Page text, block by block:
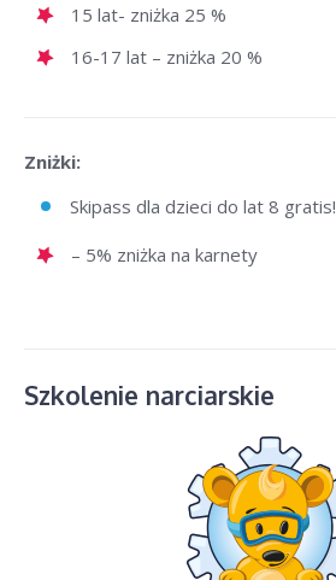
15 lat- zniżka 25 %
16-17 lat – zniżka 20 %
Zniżki:
Skipass dla dzieci do lat 8 gratis!
– 5% zniżka na karnety
Szkolenie narciarskie